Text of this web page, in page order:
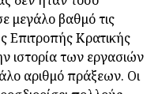
μεγάλο βαθμό τις
Επιτροπής Κρατικής
ιστορία των εργασιών
αριθμό πράξεων. Οι